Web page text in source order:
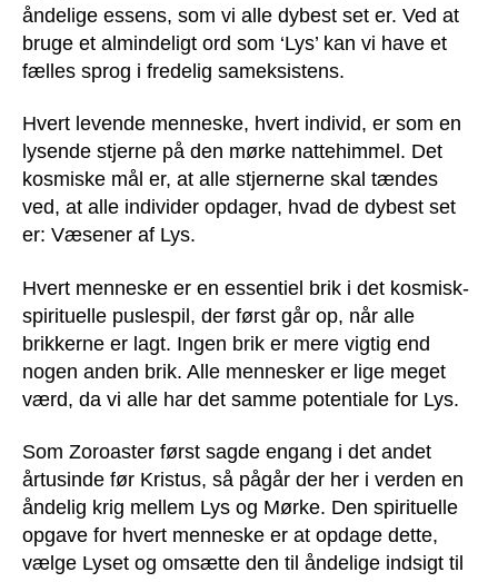
åndelige essens, som vi alle dybest set er. Ved at
bruge et almindeligt ord som ‘Lys’ kan vi have et
fælles sprog i fredelig sameksistens.
Hvert levende menneske, hvert individ, er som en
lysende stjerne på den mørke nattehimmel. Det
kosmiske mål er, at alle stjernerne skal tændes
ved, at alle individer opdager, hvad de dybest set
er: Væsener af Lys.
Hvert menneske er en essentiel brik i det kosmisk-
spirituelle puslespil, der først går op, når alle
brikkerne er lagt. Ingen brik er mere vigtig end
nogen anden brik. Alle mennesker er lige meget
værd, da vi alle har det samme potentiale for Lys.
Som Zoroaster først sagde engang i det andet
årtusinde før Kristus, så pågår der her i verden en
åndelig krig mellem Lys og Mørke. Den spirituelle
opgave for hvert menneske er at opdage dette,
vælge Lyset og omsætte den til åndelige indsigt til